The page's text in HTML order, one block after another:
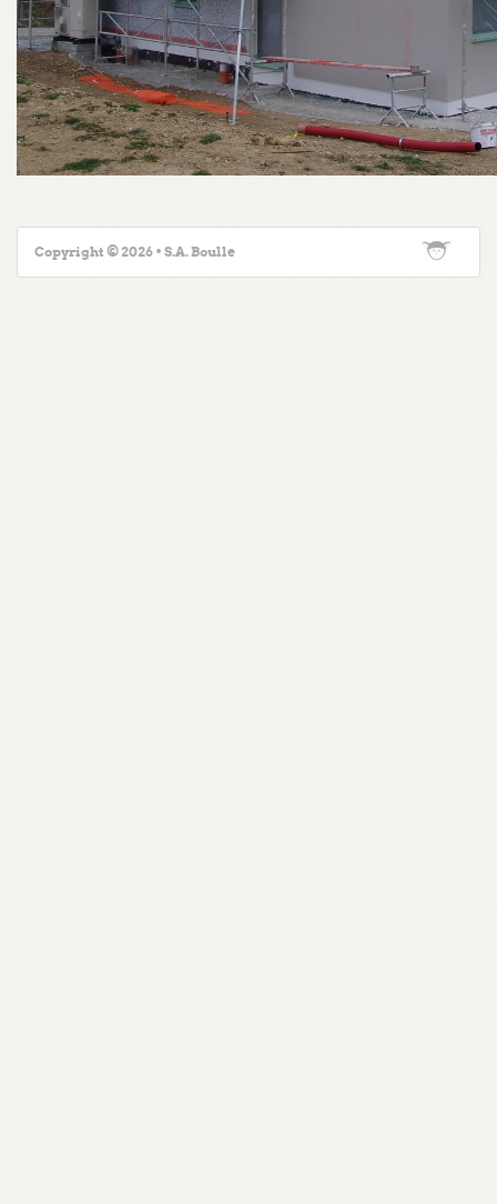
Copyright © 2026 • S.A. Boulle